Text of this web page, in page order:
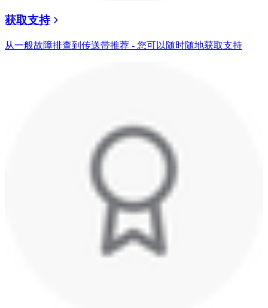
获取支持
从一般故障排查到传送带推荐 - 您可以随时随地获取支持